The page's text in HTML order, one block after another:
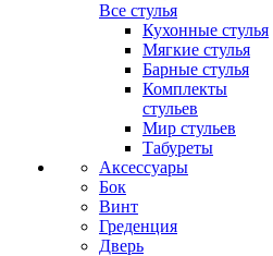
Все стулья
Кухонные стулья
Мягкие стулья
Барные стулья
Комплекты
стульев
Мир стульев
Табуреты
Аксессуары
Бок
Винт
Греденция
Дверь